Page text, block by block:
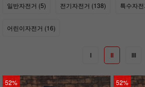
일반자전거 (5) 전기자전거 (138) 특수자
어린이자전거 (16)
I II III
52% 52%